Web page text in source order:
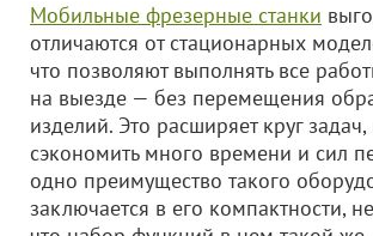
Мобильные фрезерные станки
отличаются от стационарных
что позволяют выполнять все
на выезде — без перемещения
изделий. Это расширяет круг задач,
сэкономить много времени и сил
одно преимущество такого
заключается в его компактности,